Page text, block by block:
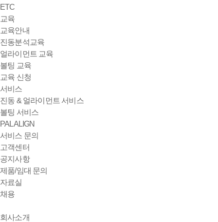
ETC
교육
교육안내
진동분석교육
얼라이먼트 교육
볼팅 교육
교육 신청
서비스
진동 & 얼라이먼트 서비스
볼팅 서비스
PALALIGN
서비스 문의
고객센터
공지사항
제품/임대 문의
자료실
채용
회사소개